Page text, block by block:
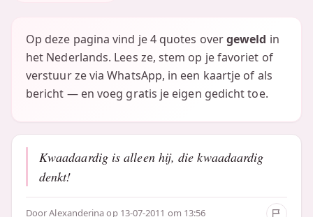
Op deze pagina vind je 4 quotes overgeweld in
het Nederlands. Lees ze, stem op je favoriet of
verstuur ze via WhatsApp, in een kaartje of als
bericht — en voeg gratis je eigen gedicht toe.
Kwaadaardig is alleen hij, die kwaadaardig
denkt!
DoorAlexanderinaop 13-07-2011 om 13:56